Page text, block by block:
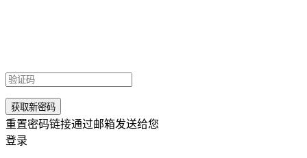
重置密码链接通过邮箱发送给您
登录